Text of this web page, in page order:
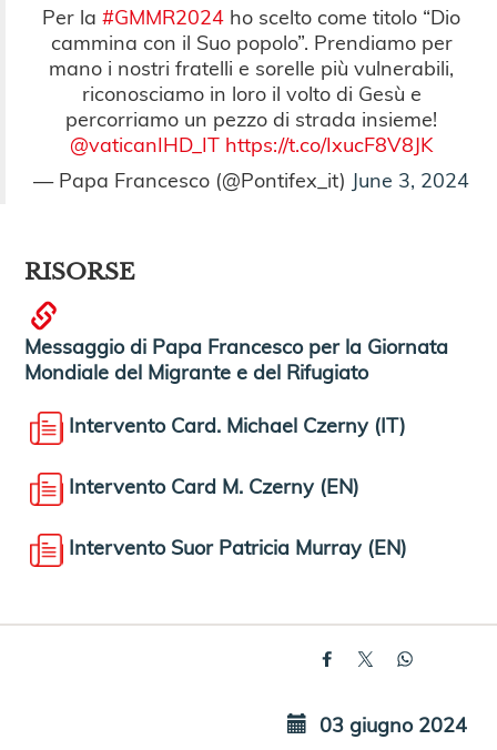
Per la #GMMR2024 ho scelto come titolo “Dio
cammina con il Suo popolo”. Prendiamo per
mano i nostri fratelli e sorelle più vulnerabili,
riconosciamo in loro il volto di Gesù e
percorriamo un pezzo di strada insieme!
@vaticanIHD_IT https://t.co/IxucF8V8JK
— Papa Francesco (@Pontifex_it) June 3, 2024
RISORSE
Messaggio di Papa Francesco per la Giornata
Mondiale del Migrante e del Rifugiato
Intervento Card. Michael Czerny (IT)
Intervento Card M. Czerny (EN)
Intervento Suor Patricia Murray (EN)
03 giugno 2024